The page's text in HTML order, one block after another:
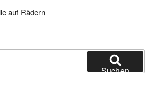
auf Rädern
Suchen